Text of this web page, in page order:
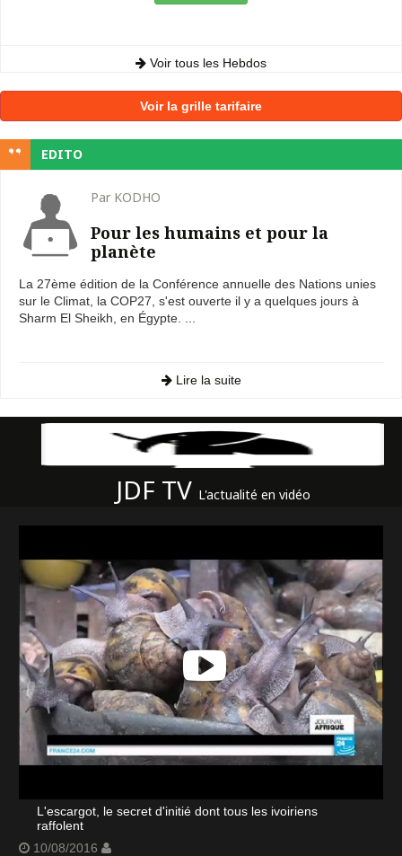
Voir tous les Hebdos
Voir la grille tarifaire
EDITO
Par KODHO
Pour les humains et pour la
planète
La 27ème édition de la Conférence annuelle des Nations unies
sur le Climat, la COP27, s'est ouverte il y a quelques jours à
Sharm El Sheikh, en Égypte. ...
Lire la suite
JDF TV L'actualité en vidéo
L'escargot, le secret d'initié dont tous les ivoiriens
raffolent
10/08/2016